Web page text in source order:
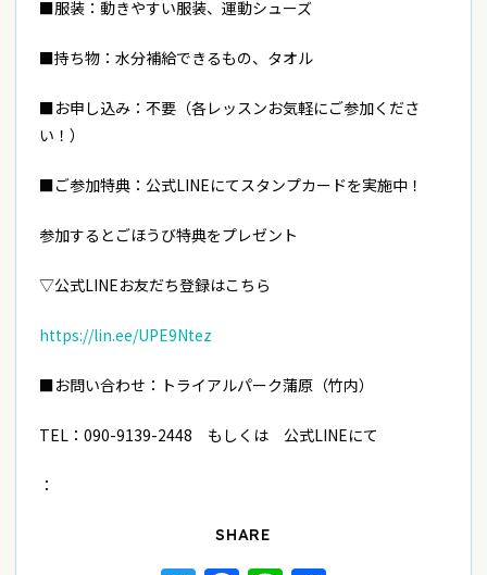
■服装：動きやすい服装、運動シューズ
■持ち物：水分補給できるもの、タオル
■お申し込み：不要（各レッスンお気軽にご参加くださ
い！）
■ご参加特典：公式LINEにてスタンプカードを実施中！
参加するとごほうび特典をプレゼント
▽公式LINEお友だち登録はこちら
https://lin.ee/UPE9Ntez
■お問い合わせ：トライアルパーク蒲原（竹内）
TEL：090-9139-2448 もしくは 公式LINEにて
：
SHARE